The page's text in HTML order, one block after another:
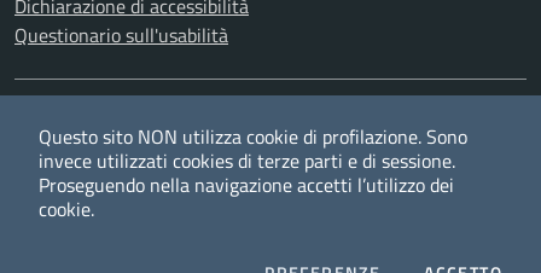
Dichiarazione di accessibilità
Questionario sull'usabilità
TwitterFacebookYouTubeRSS
Questo sito NON utilizza cookie di profilazione. Sono
invece utilizzati cookies di terze parti e di sessione.
Proseguendo nella navigazione accetti l’utilizzo dei
cookie.